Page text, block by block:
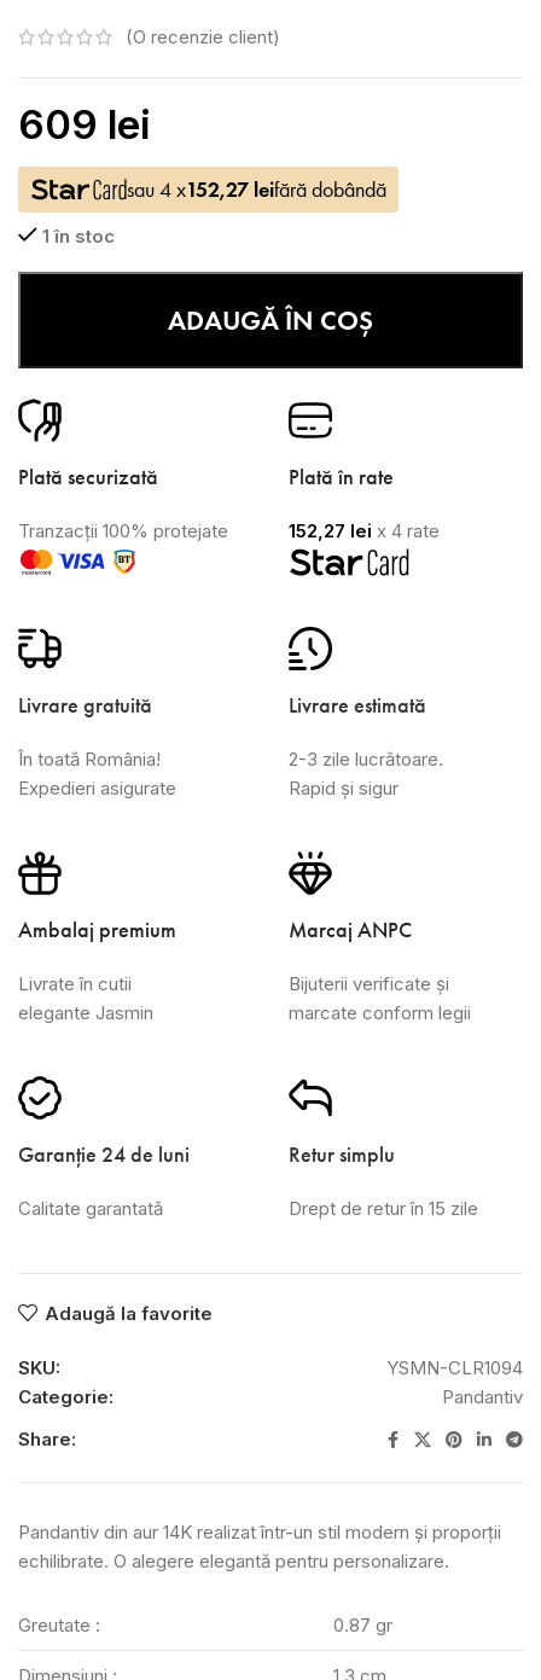
(O recenzie client)
609 lei
sau 4 x152,27 leifără dobândă
1 în stoc
ADAUGĂ ÎN COȘ
Plată securizată
Tranzacții 100% protejate
Plată în rate
152,27 lei x 4 rate
Livrare gratuită
În toată România!
Expedieri asigurate
Livrare estimată
2-3 zile lucrătoare.
Rapid și sigur
Ambalaj premium
Livrate în cutii
elegante Jasmin
Marcaj ANPC
Bijuterii verificate și
marcate conform legii
Garanție 24 de luni
Calitate garantată
Retur simplu
Drept de retur în 15 zile
Adaugă la favorite
SKU:
YSMN-CLR1094
Categorie:
Pandantiv
Share:
Pandantiv din aur 14K realizat într-un stil modern și proporții
echilibrate. O alegere elegantă pentru personalizare.
Greutate : 0.87 gr
Dimensiuni : 1.3 cm